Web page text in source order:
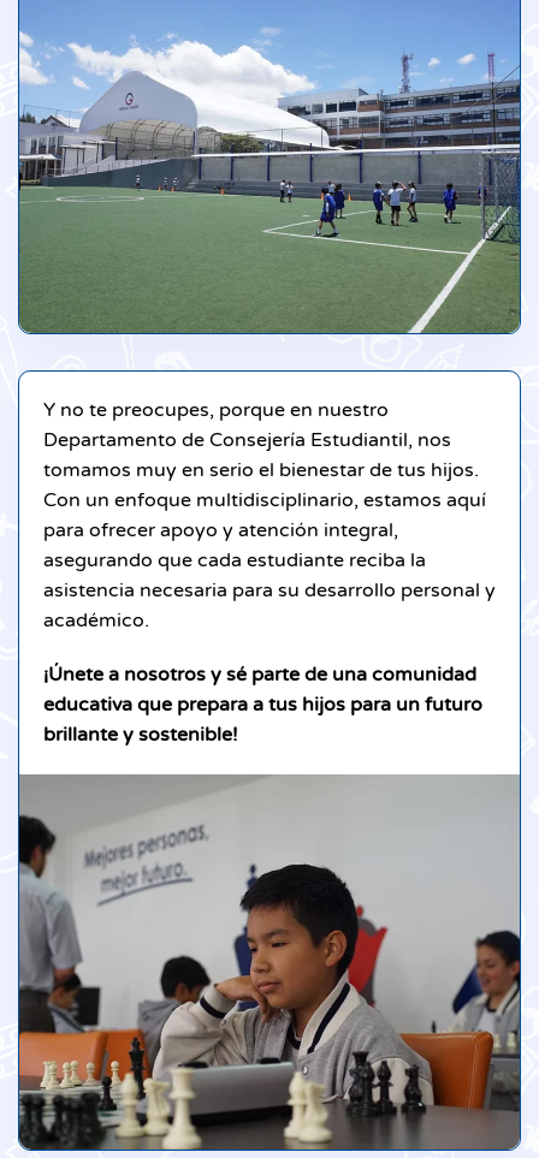
Y no te preocupes, porque en nuestro
Departamento de Consejería Estudiantil, nos
tomamos muy en serio el bienestar de tus hijos.
Con un enfoque multidisciplinario, estamos aquí
para ofrecer apoyo y atención integral,
asegurando que cada estudiante reciba la
asistencia necesaria para su desarrollo personal y
académico.
¡Únete a nosotros y sé parte de una comunidad
educativa que prepara a tus hijos para un futuro
brillante y sostenible!